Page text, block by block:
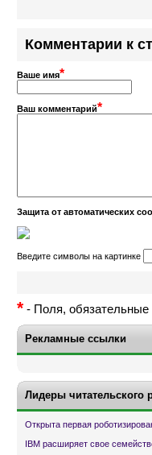
Комментарии к
Ваше имя*
Ваш комментарий*
Защита от автоматических
Введите символы на картинке
* - Поля, обязательные
Рекламные ссылки
Лидеры читательского
Открыта первая
IBM расширяет свое